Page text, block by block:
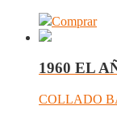
Comprar
1960 EL
COLLADO